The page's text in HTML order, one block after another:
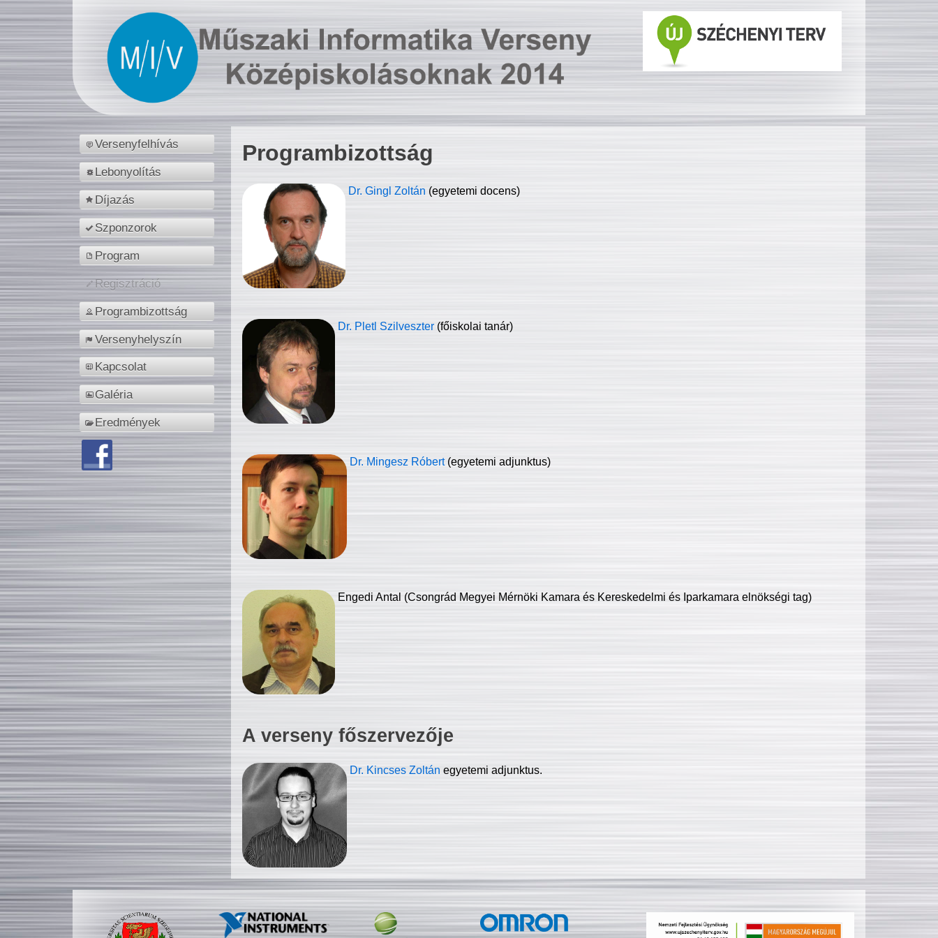
Versenyfelhívás
Lebonyolítás
Díjazás
Szponzorok
Program
Regisztráció
Programbizottság
Versenyhelyszín
Kapcsolat
Galéria
Eredmények
Programbizottság
Dr. Gingl Zoltán (egyetemi docens)
Dr. Pletl Szilveszter (főiskolai tanár)
Dr. Mingesz Róbert (egyetemi adjunktus)
Engedi Antal (Csongrád Megyei Mérnöki Kamara és Kereskedelmi és Iparkamara elnökségi tag)
A verseny főszervezője
Dr. Kincses Zoltán egyetemi adjunktus.